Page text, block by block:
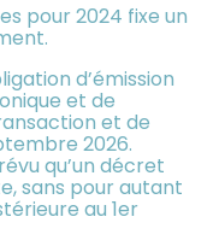
pour 2024 fixe un
d’émission
et de
et de
2026.
qu’un décret
sans pour autant
au 1er